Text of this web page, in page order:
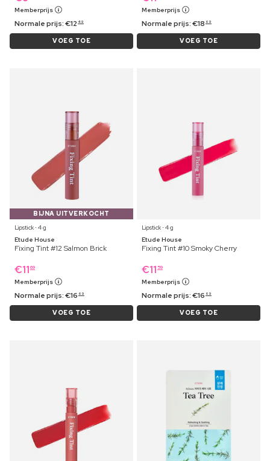
Memberprijs
Normale prijs:€12 49
VOEG TOE
Memberprijs
Normale prijs:€18 69
VOEG TOE
BIJNA UITVERKOCHT
Lipstick ⋅ 4 g
Etude House
Fixing Tint #12 Salmon Brick
€11 69
Memberprijs
Normale prijs:€16 69
VOEG TOE
Lipstick ⋅ 4 g
Etude House
Fixing Tint #10 Smoky Cherry
€11 59
Memberprijs
Normale prijs:€16 69
VOEG TOE